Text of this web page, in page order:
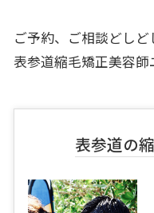
ご予約、ご相談どし
表参道縮毛矯正美容師
表参道の